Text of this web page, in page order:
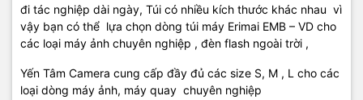
đi tác nghiệp dài ngày, Túi có nhiều kích thước khác nhau vì
vậy bạn có thể lựa chọn dòng túi máy Erimai EMB – VD cho
các loại máy ảnh chuyên nghiệp , đèn flash ngoài trời ,
Yến Tâm Camera cung cấp đầy đủ các size S, M , L cho các
loại dòng máy ảnh, máy quay chuyên nghiệp